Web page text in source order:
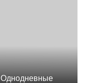
Однодневные